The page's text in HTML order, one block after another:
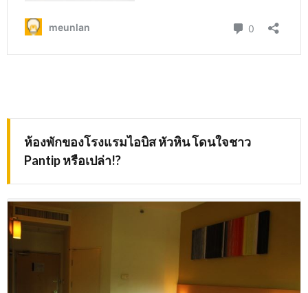
ห้องพักของโรงแรมไอบิส หัวหิน โดนใจชาว
Pantipหรือเปล่า!?